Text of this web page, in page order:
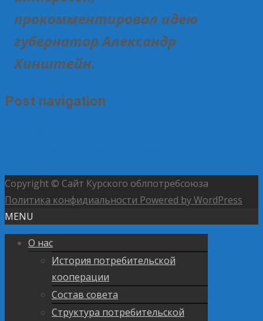
прокомментировал идею
губернатор Александр
Хинштейн.
Post navigation
Copyright © Сайт Курского облпотребсоюза
Политика конфидиальности Powered by WordPress
MENU
О нас
История потребительской
кооперации
Состав совета
Структура потребительской